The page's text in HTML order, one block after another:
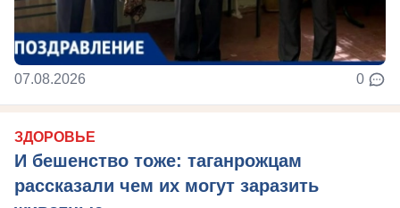
07.08.2026 0
ЗДОРОВЬЕ
И бешенство тоже: таганрожцам
рассказали чем их могут заразить